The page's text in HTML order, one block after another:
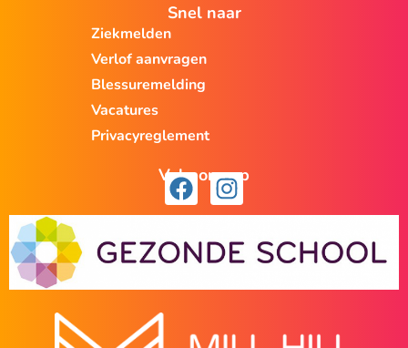
Snel naar
Ziekmelden
Verlof aanvragen
Blessuremelding
Vacatures
Privacyreglement
Volg ons op